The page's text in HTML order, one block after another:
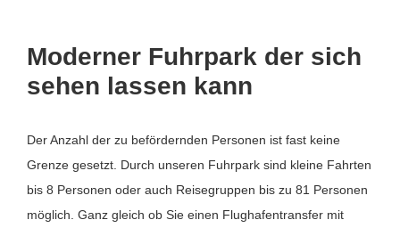
Moderner Fuhrpark der sich
sehen lassen kann
Der Anzahl der zu befördernden Personen ist fast keine
Grenze gesetzt. Durch unseren Fuhrpark sind kleine Fahrten
bis 8 Personen oder auch Reisegruppen bis zu 81 Personen
möglich. Ganz gleich ob Sie einen Flughafentransfer mit